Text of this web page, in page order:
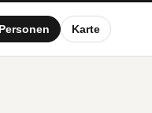
Personen Karte